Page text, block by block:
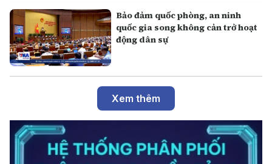
Bảo đảm quốc phòng, an ninh
quốc gia song không cản trở hoạt
động dân sự
Xem thêm